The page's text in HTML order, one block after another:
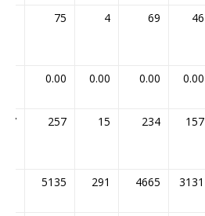
46
69
4
75
0.00
0.00
0.00
0.00
157
234
15
257
3131
4665
291
5135